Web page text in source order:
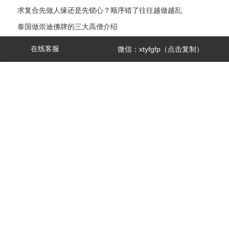
求复合先做人缘还是先锁心？顺序错了往往越做越乱
泰国做崇迪佛牌的三大高僧介绍
崇迪佛牌创始人——阿赞多大师
在线客服 微信：xtyfgfp（点击复制）